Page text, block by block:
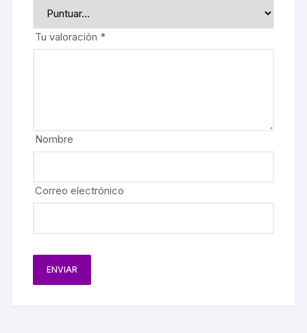
Tu valoración *
Nombre
Correo electrónico